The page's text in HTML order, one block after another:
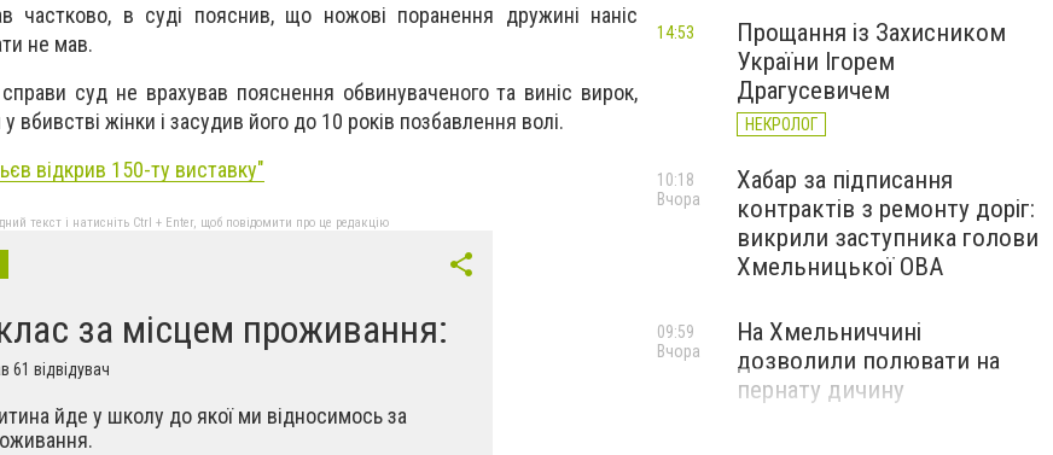
частково, в суді пояснив, що ножові поранення дружині наніс
не мав.
суд не врахував пояснення обвинуваченого та виніс вирок,
вбивстві жінки і засудив його до 10 років позбавлення волі.
відкрив 150-ту виставку"
текст і натисніть Ctrl + Enter, щоб повідомити про це редакцію
за місцем проживання:
61 відвідувач
йде у школу до якої ми відносимось за
Прощання із Захисником
України Ігорем
Драгусевичем
НЕКРОЛОГ
14:53
Хабар за підписання
контрактів з ремонту доріг:
викрили заступника голови
Хмельницької ОВА
10:18
Вчора
На Хмельниччині
дозволили полювати на
пернату дичину
09:59
Вчора